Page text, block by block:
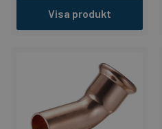
Visa produkt